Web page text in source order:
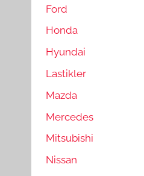
Ford
Honda
Hyundai
Lastikler
Mazda
Mercedes
Mitsubishi
Nissan